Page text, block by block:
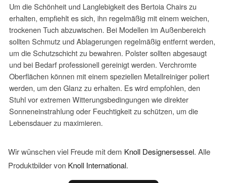
Um die Schönheit und Langlebigkeit des Bertoia Chairs zu
erhalten, empfiehlt es sich, ihn regelmäßig mit einem weichen,
trockenen Tuch abzuwischen. Bei Modellen im Außenbereich
sollten Schmutz und Ablagerungen regelmäßig entfernt werden,
um die Schutzschicht zu bewahren. Polster sollten abgesaugt
und bei Bedarf professionell gereinigt werden. Verchromte
Oberflächen können mit einem speziellen Metallreiniger poliert
werden, um den Glanz zu erhalten. Es wird empfohlen, den
Stuhl vor extremen Witterungsbedingungen wie direkter
Sonneneinstrahlung oder Feuchtigkeit zu schützen, um die
Lebensdauer zu maximieren.
Wir wünschen viel Freude mit dem Knoll Designersessel. Alle
Produktbilder von Knoll International.